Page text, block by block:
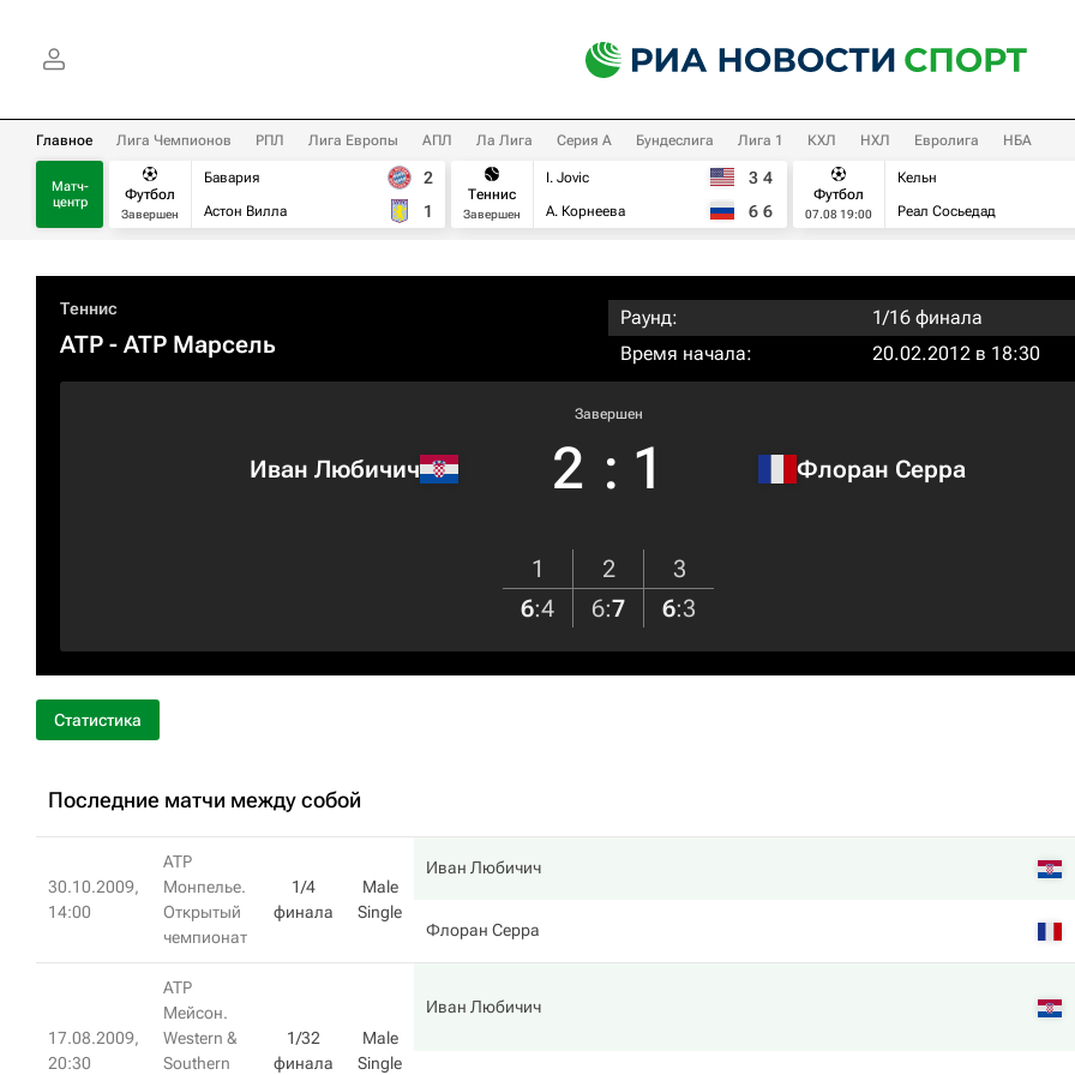
Главное Лига Чемпионов РПЛ Лига Европы АПЛ Ла Лига Серия А Бундеслига Лига 1 КХЛ НХЛ Евролига НБА
Матч-
центр
Футбол
Завершен
Бавария
Астон Вилла
2
1
Теннис
Завершен
I. Jovic
А. Корнеева
3 4
6 6
Футбол
07.08 19:00
Кельн
Реал Сосьедад
Теннис
ATP - ATP Марсель
Раунд:
1/16 финала
Время начала:
20.02.2012 в 18:30
Иван Любичич
Завершен
2 : 1 Флоран Серра
1 2
3
6:4 6:7 6:3
Статистика
Последние матчи между собой
30.10.2009,
14:00
ATP
Монпелье.
Открытый
чемпионат
1/4
финала
Male
Single
Иван Любичич
Флоран Серра
17.08.2009,
20:30
ATP
Мейсон.
Western &
Southern
1/32
финала
Male
Single
Иван Любичич